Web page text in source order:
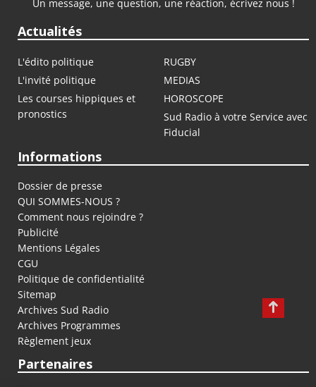
Un message, une question, une réaction, écrivez nous !
Actualités
L'édito politique
RUGBY
L'invité politique
MEDIAS
Les courses hippiques et
pronostics
HOROSCOPE
Sud Radio à votre Service avec
Fiducial
Informations
Dossier de presse
QUI SOMMES-NOUS ?
Comment nous rejoindre ?
Publicité
Mentions Légales
CGU
Politique de confidentialité
Sitemap
Archives Sud Radio
Archives Programmes
Règlement jeux
Partenaires